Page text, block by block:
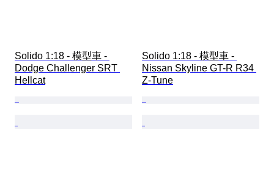
Solido 1:18 - 模型車 -
Dodge Challenger SRT
Hellcat
Solido 1:18 - 模型車 -
Nissan Skyline GT-R R34
Z-Tune